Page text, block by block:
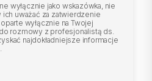
wyłącznie jako wskazówka, nie
ich uważać za zatwierdzenie
wyłącznie na Twojej
rozmowy z profesjonalistą ds.
najdokładniejsze informacje